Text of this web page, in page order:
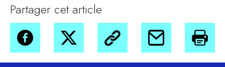
Partager cet article